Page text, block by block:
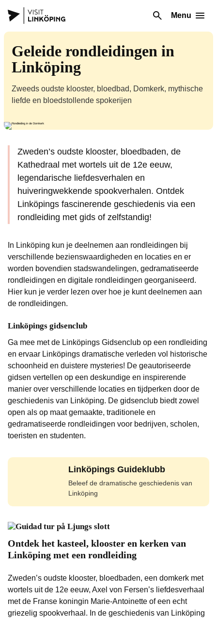
Menu
Geleide rondleidingen in
Linköping
Zweeds oudste klooster, bloedbad, Domkerk, mythische
liefde en bloedstollende spokerijen
Zweden’s oudste klooster, bloedbaden, de
Kathedraal met wortels uit de 12e eeuw,
legendarische liefdesverhalen en
huiveringwekkende spookverhalen. Ontdek
Linköpings fascinerende geschiedenis via een
rondleiding met gids of zelfstandig!
In Linköping kun je deelnemen aan rondleidingen bij
verschillende bezienswaardigheden en locaties en er
worden bovendien stadswandelingen, gedramatiseerde
rondleidingen en digitale rondleidingen georganiseerd.
Hier kun je verder lezen over hoe je kunt deelnemen aan
de rondleidingen.
Linköpings gidsenclub
Ga mee met de Linköpings Gidsenclub op een rondleiding
en ervaar Linköpings dramatische verleden vol historische
schoonheid en duistere mysteries! De geautoriseerde
gidsen vertellen op een deskundige en inspirerende
manier over verschillende locaties en tijdperken door de
geschiedenis van Linköping. De gidsenclub biedt zowel
open als op maat gemaakte, traditionele en
gedramatiseerde rondleidingen voor bedrijven, scholen,
toeristen en studenten.
Linköpings Guideklubb
Beleef de dramatische geschiedenis van
Linköping
Ontdek het kasteel, klooster en kerken van
Linköping met een rondleiding
Zweden’s oudste klooster, bloedbaden, een domkerk met
wortels uit de 12e eeuw, Axel von Fersen’s liefdesverhaal
met de Franse koningin Marie-Antoinette of een echt
griezelig spookverhaal. In de geschiedenis van Linköping